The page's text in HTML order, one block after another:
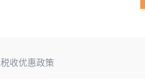
收优惠政策